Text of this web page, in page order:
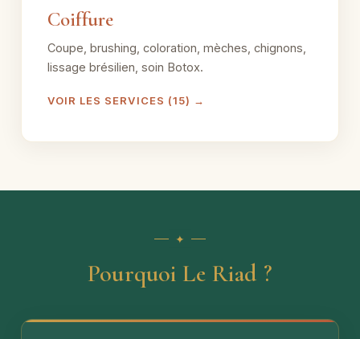
Coiffure
Coupe, brushing, coloration, mèches, chignons,
lissage brésilien, soin Botox.
VOIR LES SERVICES (15) →
Pourquoi Le Riad ?